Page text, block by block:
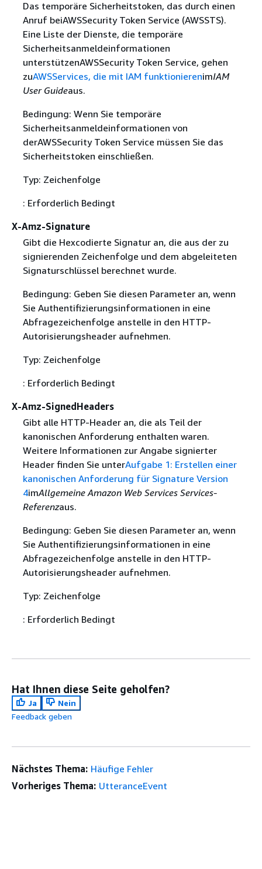
Das temporäre Sicherheitstoken, das durch einen
Anruf beiAWSSecurity Token Service (AWSSTS).
Eine Liste der Dienste, die temporäre
Sicherheitsanmeldeinformationen
unterstützenAWSSecurity Token Service, gehen
zuAWSServices, die mit IAM funktionierenimIAM
User Guideaus.
Bedingung: Wenn Sie temporäre
Sicherheitsanmeldeinformationen von
derAWSSecurity Token Service müssen Sie das
Sicherheitstoken einschließen.
Typ: Zeichenfolge
: Erforderlich Bedingt
X-Amz-Signature
Gibt die Hexcodierte Signatur an, die aus der zu
signierenden Zeichenfolge und dem abgeleiteten
Signaturschlüssel berechnet wurde.
Bedingung: Geben Sie diesen Parameter an, wenn
Sie Authentifizierungsinformationen in eine
Abfragezeichenfolge anstelle in den HTTP-
Autorisierungsheader aufnehmen.
Typ: Zeichenfolge
: Erforderlich Bedingt
X-Amz-SignedHeaders
Gibt alle HTTP-Header an, die als Teil der
kanonischen Anforderung enthalten waren.
Weitere Informationen zur Angabe signierter
Header finden Sie unterAufgabe 1: Erstellen einer
kanonischen Anforderung für Signature Version
4imAllgemeine Amazon Web Services Services-
Referenzaus.
Bedingung: Geben Sie diesen Parameter an, wenn
Sie Authentifizierungsinformationen in eine
Abfragezeichenfolge anstelle in den HTTP-
Autorisierungsheader aufnehmen.
Typ: Zeichenfolge
: Erforderlich Bedingt
Hat Ihnen diese Seite geholfen?
Ja
Nein
Feedback geben
Nächstes Thema: Häufige Fehler
Vorheriges Thema: UtteranceEvent